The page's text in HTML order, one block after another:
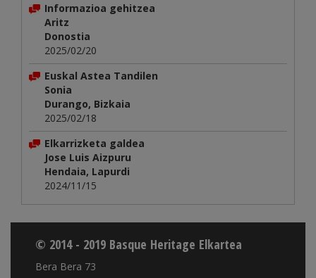
Informazioa gehitzea
Aritz
Donostia
2025/02/20
Euskal Astea Tandilen
Sonia
Durango, Bizkaia
2025/02/18
Elkarrizketa galdea
Jose Luis Aizpuru
Hendaia, Lapurdi
2024/11/15
© 2014 - 2019 Basque Heritage Elkartea
Bera Bera 73